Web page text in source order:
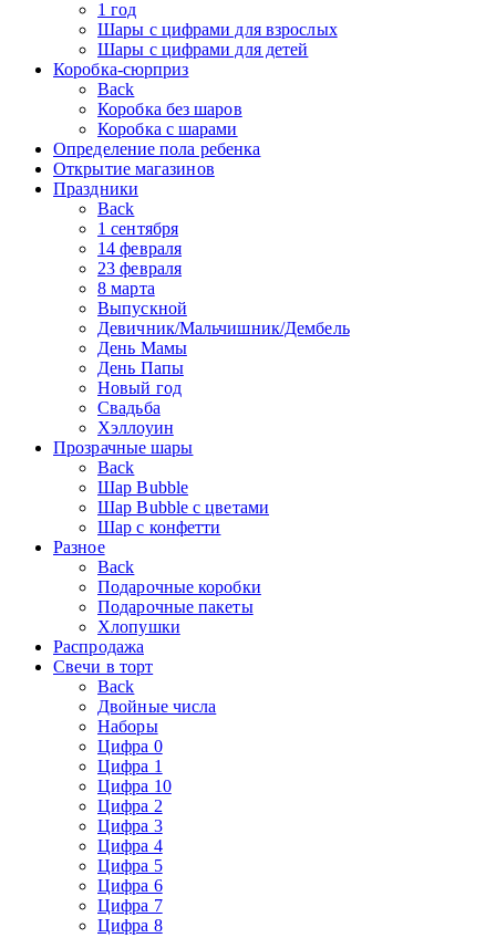
1 год
Шары с цифрами для взрослых
Шары с цифрами для детей
Коробка-сюрприз
Back
Коробка без шаров
Коробка с шарами
Определение пола ребенка
Открытие магазинов
Праздники
Back
1 сентября
14 февраля
23 февраля
8 марта
Выпускной
Девичник/Мальчишник/Дембель
День Мамы
День Папы
Новый год
Свадьба
Хэллоуин
Прозрачные шары
Back
Шар Bubble
Шар Bubble с цветами
Шар с конфетти
Разное
Back
Подарочные коробки
Подарочные пакеты
Хлопушки
Распродажа
Свечи в торт
Back
Двойные числа
Наборы
Цифра 0
Цифра 1
Цифра 10
Цифра 2
Цифра 3
Цифра 4
Цифра 5
Цифра 6
Цифра 7
Цифра 8